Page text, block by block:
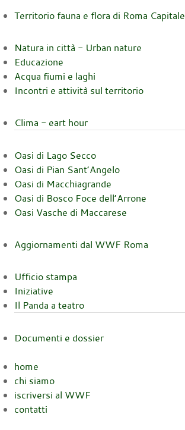
Territorio fauna e flora di Roma Capitale
Natura in città - Urban nature
Educazione
Acqua fiumi e laghi
Incontri e attività sul territorio
Clima - eart hour
Oasi di Lago Secco
Oasi di Pian Sant’Angelo
Oasi di Macchiagrande
Oasi di Bosco Foce dell’Arrone
Oasi Vasche di Maccarese
Aggiornamenti dal WWF Roma
Ufficio stampa
Iniziative
Il Panda a teatro
Documenti e dossier
home
chi siamo
iscriversi al WWF
contatti